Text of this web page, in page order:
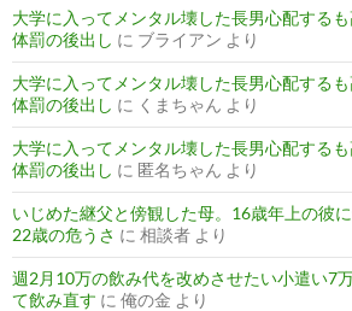
大学に入ってメンタル壊した長男心配する
体罰の後出し に ブライアン より
大学に入ってメンタル壊した長男心配する
体罰の後出し に くまちゃん より
大学に入ってメンタル壊した長男心配する
体罰の後出し に 匿名ちゃん より
いじめた継父と傍観した母。16歳年上の彼
22歳の危うさ に 相談者 より
週2月10万の飲み代を改めさせたい小遣い7
て飲み直す に 俺の金 より